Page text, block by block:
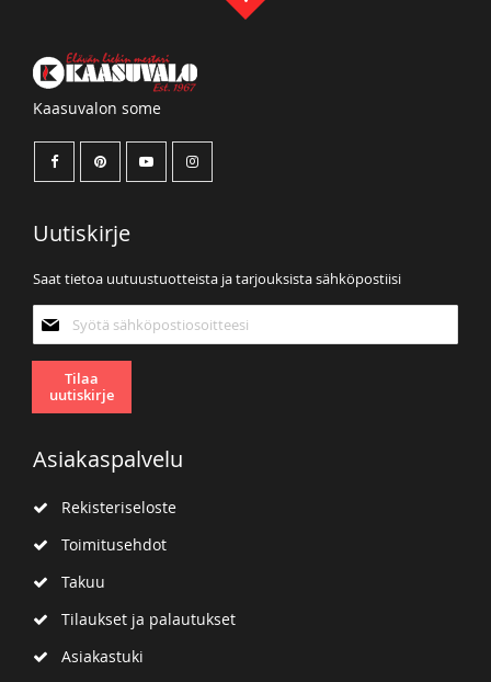
Kaasuvalon some
Uutiskirje
Saat tietoa uutuustuotteista ja tarjouksista sähköpostiisi
uutiskirjeemme:
Tilaa
uutiskirje
Asiakaspalvelu
Rekisteriseloste
Toimitusehdot
Takuu
Tilaukset ja palautukset
Asiakastuki